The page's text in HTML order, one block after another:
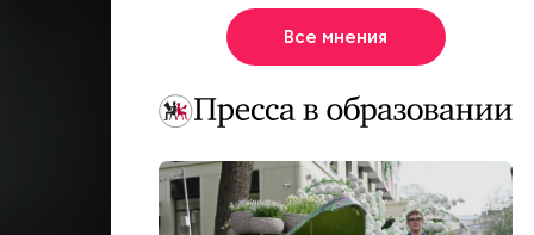
в
и даже
Все мнения